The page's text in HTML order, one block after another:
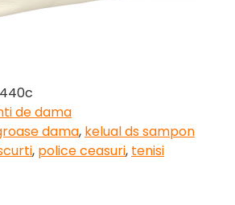
de dama
dama, kelual ds sampon
, police ceasuri, tenisi